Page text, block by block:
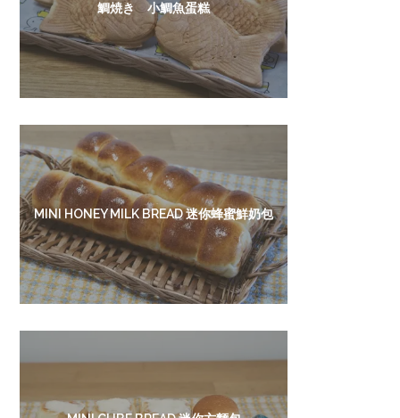
鯛焼き 小鯛魚蛋糕
MINI HONEY MILK BREAD 迷你蜂蜜鮮奶包